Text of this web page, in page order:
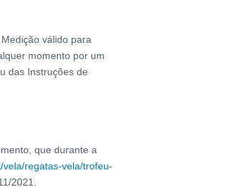
válido para
momento por um
das Instruções de
que durante a
vela/regatas-vela/trofeu-
2021.